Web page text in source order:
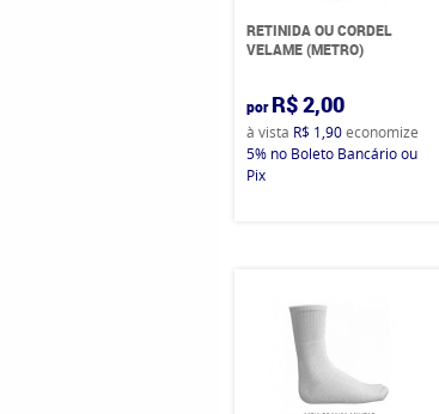
RETINIDA OU CORDEL
VELAME (METRO)
por R$ 2,00
à vista R$ 1,90economize
5% no Boleto Bancário ou
Pix